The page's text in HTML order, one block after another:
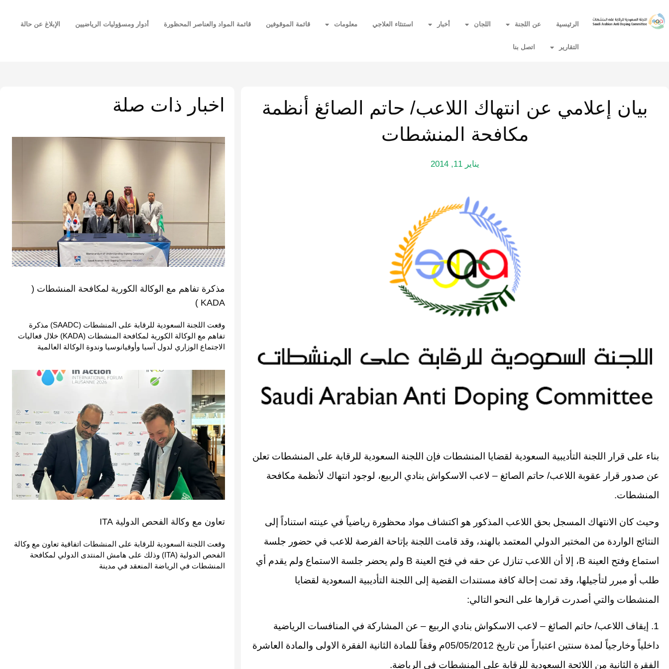
الرئيسية عن اللجنة اللجان أخبار استنثاء العلاجي معلومات قائمة الموقوفين قائمة المواد والعناصر المحظورة أدوار ومسؤوليات الرياضيين الإبلاغ عن حالة
التقارير اتصل بنا
بيان إعلامي عن انتهاك اللاعب/ حاتم الصائغ أنظمة
مكافحة المنشطات
يناير 11, 2014
بناء على قرار اللجنة التأديبية السعودية لقضايا المنشطات فإن اللجنة السعودية للرقابة على المنشطات تعلن
عن صدور قرار عقوبة اللاعب/ حاتم الصائغ – لاعب الاسكواش بنادي الربيع، لوجود انتهاك لأنظمة مكافحة
المنشطات.
وحيث كان الانتهاك المسجل بحق اللاعب المذكور هو اكتشاف مواد محظورة رياضياً في عينته استناداً إلى
النتائج الواردة من المختبر الدولي المعتمد بالهند، وقد قامت اللجنة بإتاحة الفرصة للاعب في حضور جلسة
استماع وفتح العينة B، إلا أن اللاعب تنازل عن حقه في فتح العينة B ولم يحضر جلسة الاستماع ولم يقدم أي
طلب أو مبرر لتأجيلها، وقد تمت إحالة كافة مستندات القضية إلى اللجنة التأديبية السعودية لقضايا
المنشطات والتي أصدرت قرارها على النحو التالي:
1. إيقاف اللاعب/ حاتم الصائغ – لاعب الاسكواش بنادي الربيع – عن المشاركة في المنافسات الرياضية
داخلياً وخارجياً لمدة سنتين اعتباراً من تاريخ 05/05/2012م وفقاً للمادة الثانية الفقرة الاولى والمادة العاشرة
الفقرة الثانية من اللائحة السعودية للرقابة على المنشطات في الرياضة.
اخبار ذات صلة
مذكرة تفاهم مع الوكالة الكورية لمكافحة المنشطات (
KADA )
وقعت اللجنة السعودية للرقابة على المنشطات (SAADC) مذكرة
تفاهم مع الوكالة الكورية لمكافحة المنشطات (KADA) خلال فعاليات
الاجتماع الوزاري لدول آسيا وأوقيانوسيا وندوة الوكالة العالمية
تعاون مع وكالة الفحص الدولية ITA
وقعت اللجنة السعودية للرقابة على المنشطات اتفاقية تعاون مع وكالة
الفحص الدولية (ITA) وذلك على هامش المنتدى الدولي لمكافحة
المنشطات في الرياضة المنعقد في مدينة